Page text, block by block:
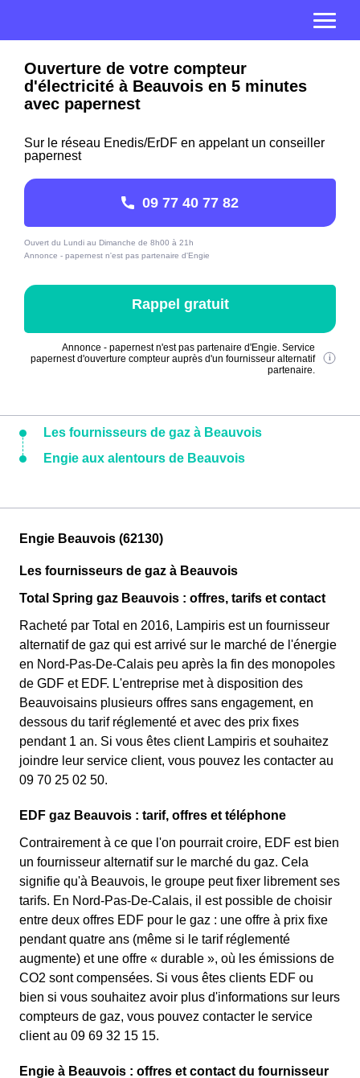
Ouverture de votre compteur
d'électricité à Beauvois en 5 minutes
avec papernest
Sur le réseau Enedis/ErDF en appelant un conseiller
papernest
09 77 40 77 82
Ouvert du Lundi au Dimanche de 8h00 à 21h
Annonce - papernest n'est pas partenaire d'Engie
Rappel gratuit
Annonce - papernest n'est pas partenaire d'Engie. Service
papernest d'ouverture compteur auprès d'un fournisseur alternatif
partenaire.
Les fournisseurs de gaz à Beauvois
Engie aux alentours de Beauvois
Engie Beauvois (62130)
Les fournisseurs de gaz à Beauvois
Total Spring gaz Beauvois : offres, tarifs et contact
Racheté par Total en 2016, Lampiris est un fournisseur
alternatif de gaz qui est arrivé sur le marché de l'énergie
en Nord-Pas-De-Calais peu après la fin des monopoles
de GDF et EDF. L'entreprise met à disposition des
Beauvoisains plusieurs offres sans engagement, en
dessous du tarif réglementé et avec des prix fixes
pendant 1 an. Si vous êtes client Lampiris et souhaitez
joindre leur service client, vous pouvez les contacter au
09 70 25 02 50.
EDF gaz Beauvois : tarif, offres et téléphone
Contrairement à ce que l'on pourrait croire, EDF est bien
un fournisseur alternatif sur le marché du gaz. Cela
signifie qu'à Beauvois, le groupe peut fixer librement ses
tarifs. En Nord-Pas-De-Calais, il est possible de choisir
entre deux offres EDF pour le gaz : une offre à prix fixe
pendant quatre ans (même si le tarif réglementé
augmente) et une offre « durable », où les émissions de
CO2 sont compensées. Si vous êtes clients EDF ou
bien si vous souhaitez avoir plus d'informations sur leurs
compteurs de gaz, vous pouvez contacter le service
client au 09 69 32 15 15.
Engie à Beauvois : offres et contact du fournisseur